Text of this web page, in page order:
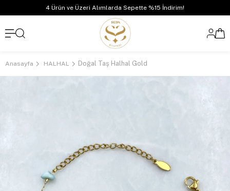
4 Ürün ve Üzeri Alımlarda Sepette %15 İndirim!
Anasayfa HALHAL Doğal Taş Halhal Gold